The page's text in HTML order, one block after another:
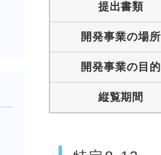
提出書類
開発事業の場所
開発事業の目的
縦覧期間